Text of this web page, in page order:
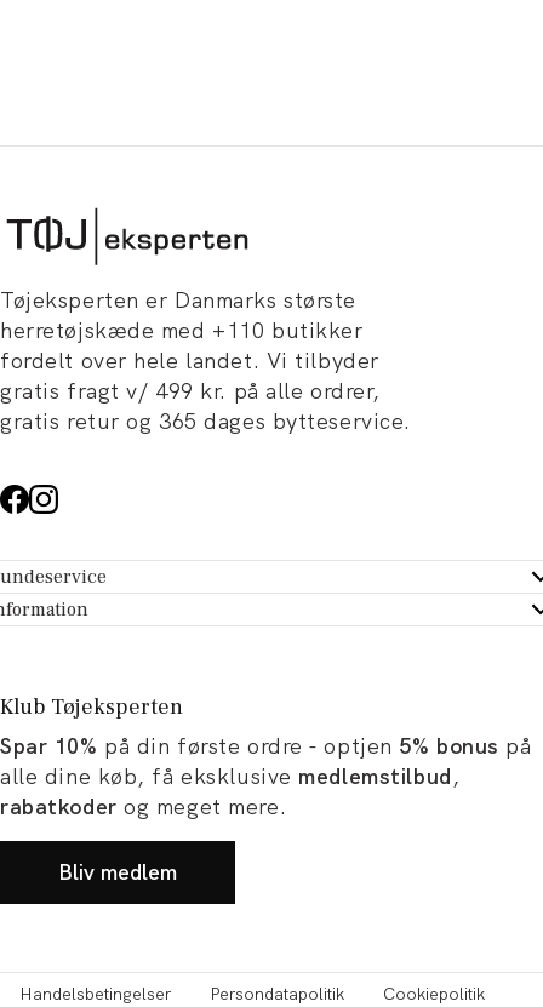
Tøjeksperten er Danmarks største
herretøjskæde med +110 butikker
fordelt over hele landet. Vi tilbyder
gratis fragt v/ 499 kr. på alle ordrer,
gratis retur og 365 dages bytteservice.
- Hjælpecenter
dit køb
Tøjeksperten
og artikler
og karriere
Klub Tøjeksperten
Spar 10% på din første ordre - optjen 5% bonus på
alle dine køb, få eksklusive medlemstilbud,
rabatkoder og meget mere.
Bliv medlem
Handelsbetingelser Persondatapolitik Cookiepolitik